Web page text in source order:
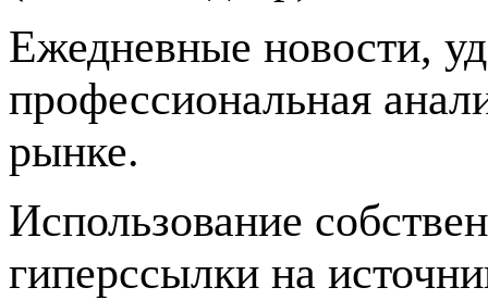
Ежедневные новости,
профессиональная
рынке.
Использование
гиперссылки на